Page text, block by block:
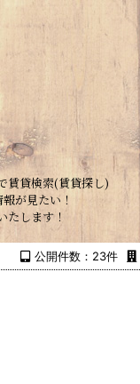
賃貸検索(賃貸探し)
が見たい！
します！
公開件数：23件